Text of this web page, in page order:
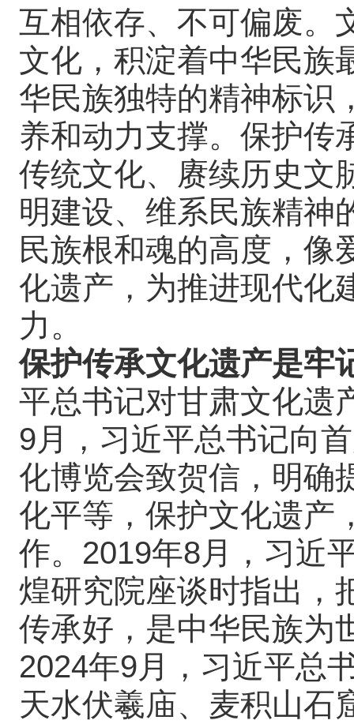
互相依存、不可偏废。
文化，积淀着中华民族
华民族独特的精神标识
养和动力支撑。保护传
传统文化、赓续历史文
明建设、维系民族精神
民族根和魂的高度，像
化遗产，为推进现代化
力。
保护传承文化遗产是牢
平总书记对甘肃文化遗
9月，习近平总书记向
化博览会致贺信，明确
化平等，保护文化遗产
作。2019年8月，习近
煌研究院座谈时指出，
传承好，是中华民族为
2024年9月，习近平总
天水伏羲庙、麦积山石